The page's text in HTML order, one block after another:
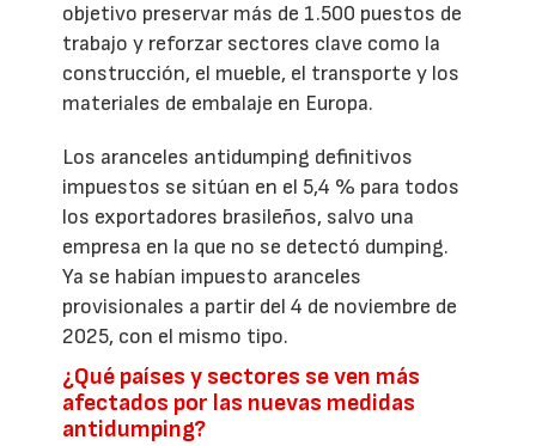
objetivo preservar más de 1.500 puestos de
trabajo y reforzar sectores clave como la
construcción, el mueble, el transporte y los
materiales de embalaje en Europa.
Los aranceles antidumping definitivos
impuestos se sitúan en el 5,4 % para todos
los exportadores brasileños, salvo una
empresa en la que no se detectó dumping.
Ya se habían impuesto aranceles
provisionales a partir del 4 de noviembre de
2025, con el mismo tipo.
¿Qué países y sectores se ven más
afectados por las nuevas medidas
antidumping?